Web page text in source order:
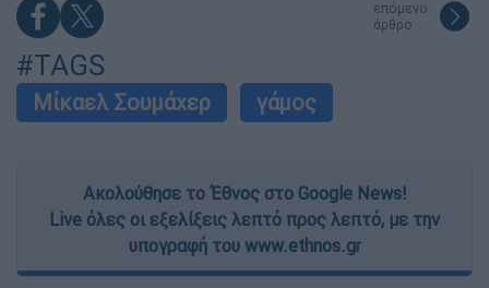
επόμενο
άρθρο
#TAGS
Μίκαελ Σουμάχερ γάμος
Ακολούθησε το Έθνος στο Google News!
Live όλες οι εξελίξεις λεπτό προς λεπτό, με την
υπογραφή του www.ethnos.gr